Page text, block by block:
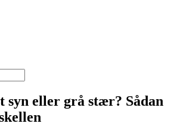
syn eller grå stær? Sådan